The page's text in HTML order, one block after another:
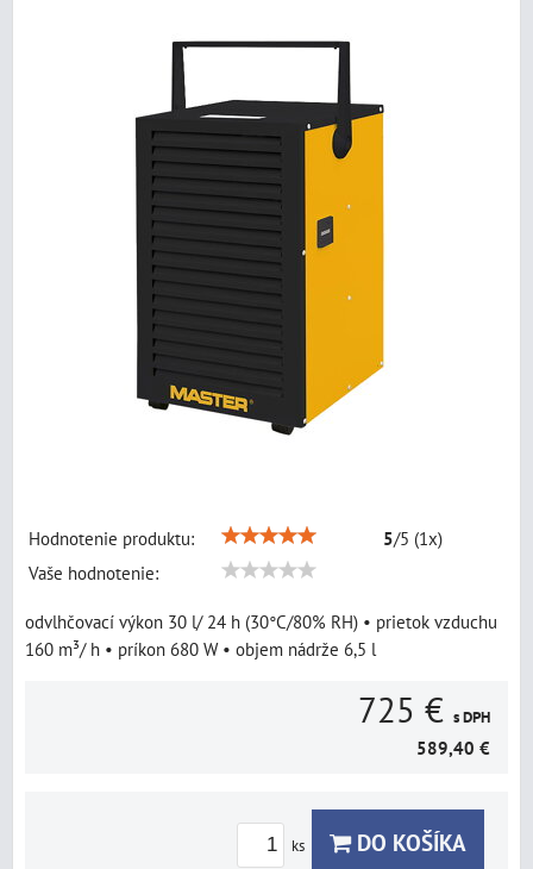
Hodnotenie produktu: 5/5 (1x)
Vaše hodnotenie:
odvlhčovací výkon 30 l/ 24 h (30°C/80% RH) • prietok vzduchu
160 m³/ h • príkon 680 W • objem nádrže 6,5 l
725 € s DPH
589,40 €
ks DO KOŠÍKA